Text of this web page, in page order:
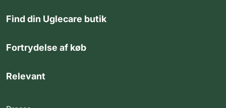
Find din Uglecare butik
Fortrydelse af køb
Relevant